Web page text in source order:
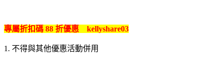
專屬折扣碼 88 折優惠 kellyshare03
1. 不得與其他優惠活動併用